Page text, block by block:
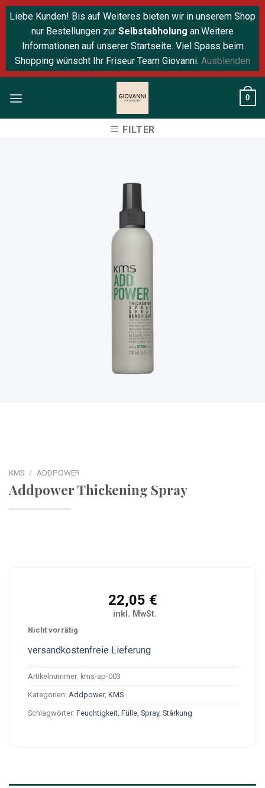
Liebe Kunden! Bis auf Weiteres bieten wir in unserem Shop
nur Bestellungen zur Selbstabholung an.Weitere
Informationen auf unserer Startseite. Viel Spass beim
Shopping wünscht Ihr Friseur Team Giovanni. Ausblenden
0
FILTER
KMS / ADDPOWER
Addpower Thickening Spray
22,05 €
inkl. MwSt.
Nicht vorrätig
versandkostenfreie Lieferung
Artikelnummer: kms-ap-003
Kategorien: Addpower, KMS
Schlagwörter: Feuchtigkeit Fülle Spray, Stärkung